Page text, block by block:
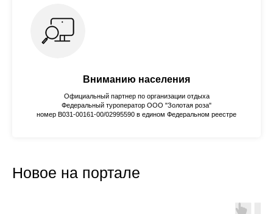
Вниманию населения
Официальный партнер по организации отдыха
Федеральный туроператор ООО "Золотая роза"
номер В031-00161-00/02995590 в едином Федеральном реестре
Новое на портале